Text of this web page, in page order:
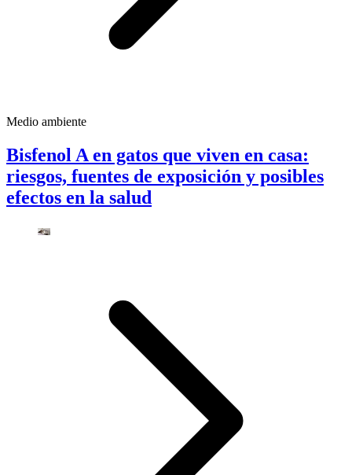
Medio ambiente
Bisfenol A en gatos que viven en casa:
riesgos, fuentes de exposición y posibles
efectos en la salud